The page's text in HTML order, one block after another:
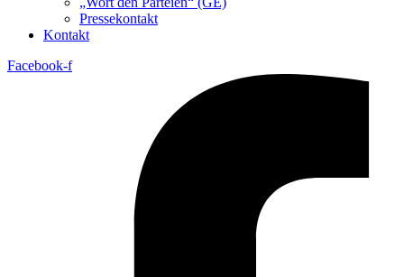
Pressekontakt
Kontakt
Facebook-f